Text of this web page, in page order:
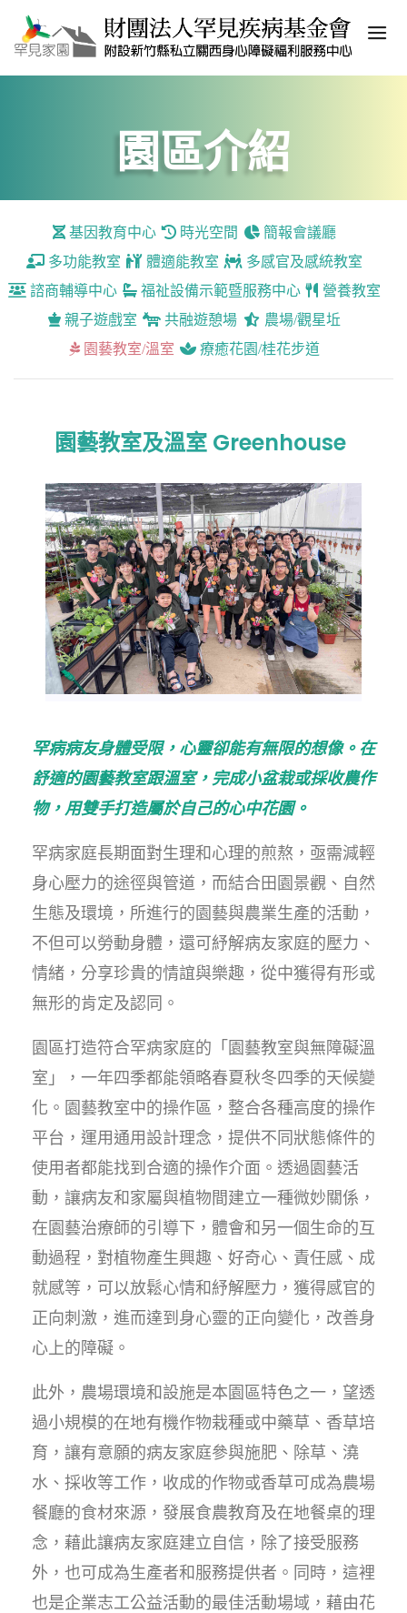
園區介紹
基因教育中心 時光空間 簡報會議廳
多功能教室 體適能教室
多感官及感統教室
諮商輔導中心 福祉設備示範暨服務中心 營養教室
親子遊戲室 共融遊憩場
農場/觀星坵
園藝教室/溫室 療癒花園/桂花步道
園藝教室及溫室 Greenhouse
罕病病友身體受限，心靈卻能有無限的想像。在
舒適的園藝教室跟溫室，完成小盆栽或採收農作
物，用雙手打造屬於自己的心中花園。
罕病家庭長期面對生理和心理的煎熬，亟需減輕
身心壓力的途徑與管道，而結合田園景觀、自然
生態及環境，所進行的園藝與農業生產的活動，
不但可以勞動身體，還可紓解病友家庭的壓力、
情緒，分享珍貴的情誼與樂趣，從中獲得有形或
無形的肯定及認同。
園區打造符合罕病家庭的「園藝教室與無障礙溫
室」，一年四季都能領略春夏秋冬四季的天候變
化。園藝教室中的操作區，整合各種高度的操作
平台，運用通用設計理念，提供不同狀態條件的
使用者都能找到合適的操作介面。透過園藝活
動，讓病友和家屬與植物間建立一種微妙關係，
在園藝治療師的引導下，體會和另一個生命的互
動過程，對植物產生興趣、好奇心、責任感、成
就感等，可以放鬆心情和紓解壓力，獲得感官的
正向刺激，進而達到身心靈的正向變化，改善身
心上的障礙。
此外，農場環境和設施是本園區特色之一，望透
過小規模的在地有機作物栽種或中藥草、香草培
育，讓有意願的病友家庭參與施肥、除草、澆
水、採收等工作，收成的作物或香草可成為農場
餐廳的食材來源，發展食農教育及在地餐桌的理
念，藉此讓病友家庭建立自信，除了接受服務
外，也可成為生產者和服務提供者。同時，這裡
也是企業志工公益活動的最佳活動場域，藉由花